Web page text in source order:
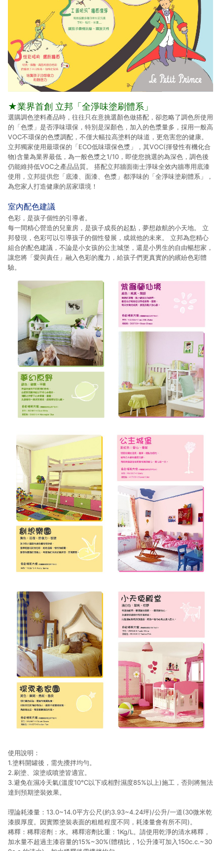
★業界首創 立邦「全淨味塗刷體系」
選購調色塗料產品時，往往只在意挑選顏色做搭配，卻忽略了調色所使用
的「色漿」是否淨味環保，特別是深顏色，加入的色漿量多，採用一般高
VOC不環保的色漿調配，不僅大幅拉高塗料的味道，更危害您的健康。
立邦獨家使用最環保的「ECO低味環保色漿」，其VOC(揮發性有機化合
物)含量為業界最低，為一般色漿之1/10，即使您挑選的為深色，調色後
仍能維持低VOC之產品品質。 搭配立邦牆面衛士淨味全效內牆專用底漆
使用，立邦提供您「底漆、面漆、色漿」都淨味的「全淨味塗刷體系」，
為您家人打造健康的居家環境！
室內配色建議
色彩，是孩子個性的引導者。
每一間精心營造的兒童房，是孩子成長的起點，夢想啟航的小天地。 立
邦發現，色彩可以引導孩子的個性發展，成就他的未來。 立邦為您精心
組合的配色建議，不論是小女孩的公主城堡，還是小男生的自由暢想家，
讓您將「愛與責任」融入色彩的魔力，給孩子們更真實的的繽紛色彩體
驗。
使用說明：
1.塗料開罐後，需先攪拌均勻。
2.刷塗、滾塗或噴塗皆適宜。
3.避免在濕冷天氣(溫度10℃以下或相對濕度85%以上)施工，否則將無法
達到預期塗裝效果。
理論耗漆量：13.0~14.0平方公尺(約3.93~4.24坪)/公升/一道(30微米乾
漆膜厚度。因實際塗裝表面的粗糙程度不同，耗漆量會有所不同)。
稀釋：稀釋溶劑：水。稀釋溶劑比重：1Kg/L。請使用乾淨的清水稀釋，
加水量不超過主漆容量的15%~30%(體積比，1公升漆可加入150c.c.~30